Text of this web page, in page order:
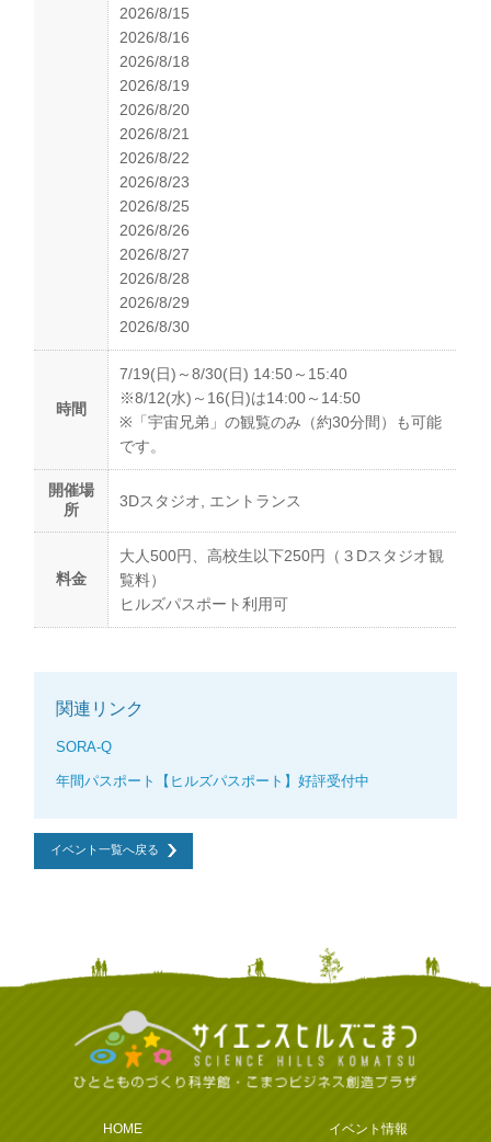
2026/8/15
2026/8/16
2026/8/18
2026/8/19
2026/8/20
2026/8/21
2026/8/22
2026/8/23
2026/8/25
2026/8/26
2026/8/27
2026/8/28
2026/8/29
2026/8/30
時間
7/19(日)～8/30(日) 14:50～15:40
※8/12(水)～16(日)は14:00～14:50
※「宇宙兄弟」の観覧のみ（約30分間）も可能
です。
開催場
所
3Dスタジオ, エントランス
料金
大人500円、高校生以下250円（３Dスタジオ観
覧料）
ヒルズパスポート利用可
関連リンク
SORA-Q
年間パスポート【ヒルズパスポート】好評受付中
イベント一覧へ戻る
HOME イベント情報